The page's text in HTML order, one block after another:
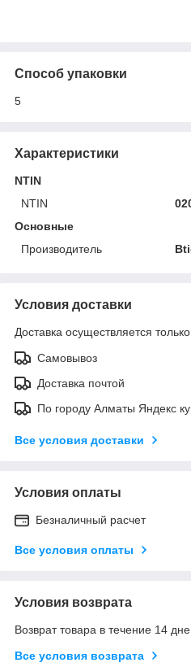
Способ упаковки
5
Характеристики
NTIN
NTIN
Основные
Производитель
Условия доставки
Доставка осуществляется
Самовывоз
Доставка почтой
По городу Алматы Яндекс
Все условия доставки
Условия оплаты
Безналичный расчет
Все условия оплаты
Условия возврата
Возврат товара в течение 14
Все условия возврата